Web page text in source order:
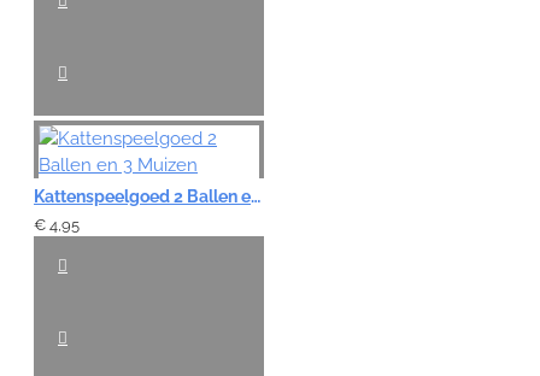
Kattenspeelgoed 2 Ballen en 3 Muizen
€ 4,95